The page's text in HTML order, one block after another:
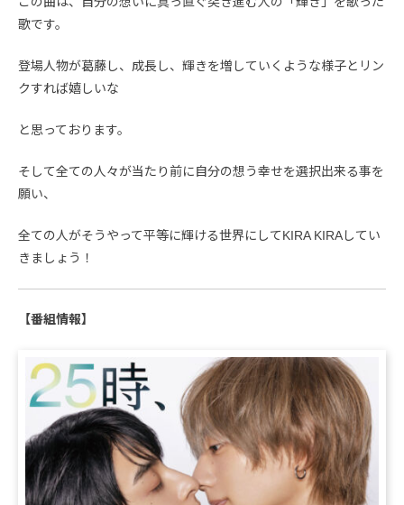
歌です。
登場人物が葛藤し、成長し、輝きを増していくような様子とリン
クすれば嬉しいな
と思っております。
そして全ての人々が当たり前に自分の想う幸せを選択出来る事を
願い、
全ての人がそうやって平等に輝ける世界にしてKIRA KIRAしてい
きましょう！
【番組情報】